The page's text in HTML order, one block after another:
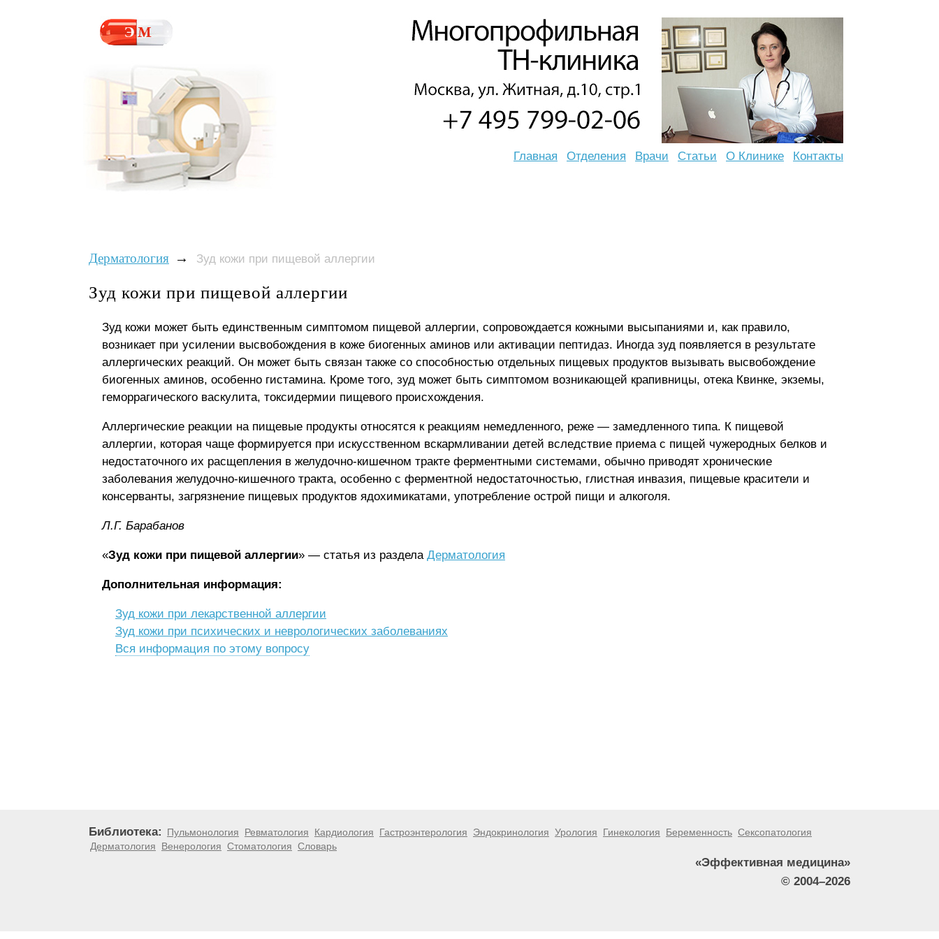
Главная Отделения Врачи Статьи О Клинике Контакты
Дерматология → Зуд кожи при пищевой аллергии
Зуд кожи при пищевой аллергии
Зуд кожи может быть единственным симптомом пищевой аллергии, сопровождается кожными высыпаниями и, как правило,
возникает при усилении высвобождения в коже биогенных аминов или активации пептидаз. Иногда зуд появляется в результате
аллергических реакций. Он может быть связан также со способностью отдельных пищевых продуктов вызывать высвобождение
биогенных аминов, особенно гистамина. Кроме того, зуд может быть симптомом возникающей крапивницы, отека Квинке, экземы,
геморрагического васкулита, токсидермии пищевого происхождения.
Аллергические реакции на пищевые продукты относятся к реакциям немедленного, реже — замедленного типа. К пищевой
аллергии, которая чаще формируется при искусственном вскармливании детей вследствие приема с пищей чужеродных белков и
недостаточного их расщепления в желудочно-кишечном тракте ферментными системами, обычно приводят хронические
заболевания желудочно-кишечного тракта, особенно с ферментной недостаточностью, глистная инвазия, пищевые красители и
консерванты, загрязнение пищевых продуктов ядохимикатами, употребление острой пищи и алкоголя.
Л.Г. Бapaбaнoв
«Зуд кожи при пищевой аллергии» — статья из раздела Дерматология
Дополнительная информация:
Зуд кожи при лекарственной аллергии
Зуд кожи при психических и неврологических заболеваниях
Вся информация по этому вопросу
Библиотека: Пульмонология Ревматология Кардиология Гастроэнтерология Эндокринология Урология Гинекология Беременность Сексопатология
Дерматология
Венерология Стоматология Словарь
«Эффективная медицина»
© 2004–2026